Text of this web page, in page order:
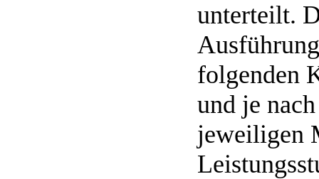
unterteilt.
folgenden
und je
jeweiligen